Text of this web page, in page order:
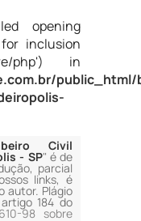
opening
for inclusion
php') in
public_html/
Civil
- SP" é de
parcial
links, é
autor. Plágio
184 do
98 sobre